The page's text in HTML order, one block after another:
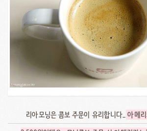
리아모닝은 콤보 주문이 유리합니다..아메